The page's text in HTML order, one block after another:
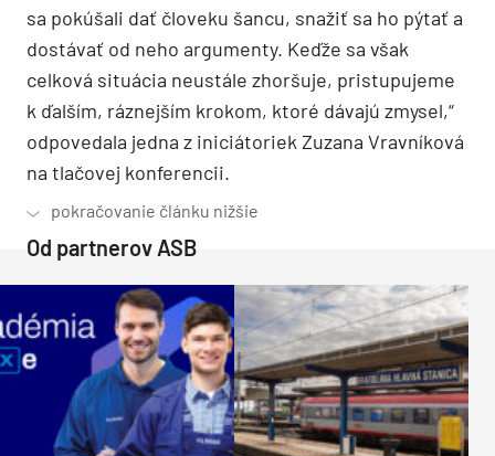
sa pokúšali dať človeku šancu, snažiť sa ho pýtať a
dostávať od neho argumenty. Keďže sa však
celková situácia neustále zhoršuje, pristupujeme
k ďalším, ráznejším krokom, ktoré dávajú zmysel,“
odpovedala jedna z iniciátoriek Zuzana Vravníková
na tlačovej konferencii.
Od partnerov ASB